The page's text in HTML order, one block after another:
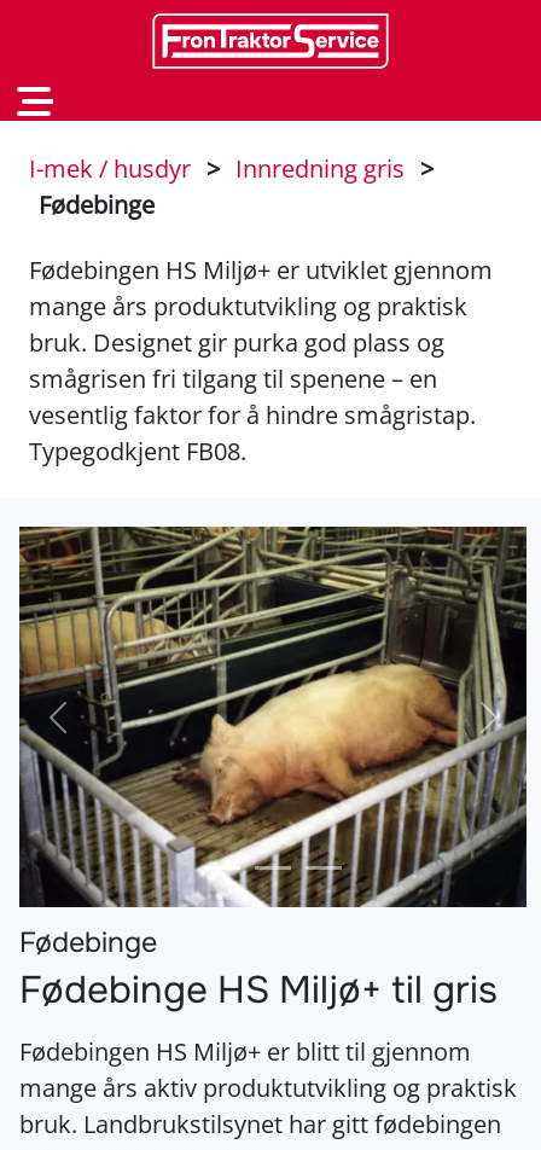
I-mek / husdyr > Innredning gris >
Fødebinge
Fødebingen HS Miljø+ er utviklet gjennom
mange års produktutvikling og praktisk
bruk. Designet gir purka god plass og
smågrisen fri tilgang til spenene – en
vesentlig faktor for å hindre smågristap.
Typegodkjent FB08.
Forrige
Fødebinge
Fødebinge HS Miljø+ til gris
Fødebingen HS Miljø+ er blitt til gjennom
mange års aktiv produktutvikling og praktisk
typegodkjenning FB08.
Beskytter smågrisen